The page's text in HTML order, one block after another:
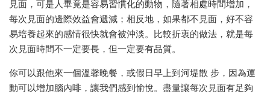
見面，可是人畢竟是容易習慣化的動物，隨著相處時間增加，
每次見面的邊際效益會遞減；相反地，如果都不見面，好不容
易培養起來的感情很快就會被沖淡。比較折衷的做法，就是每
次見面時間不一定要長，但一定要有品質。
你可以跟他來一個溫馨晚餐，或假日早上到河堤散 步，因為運
動可以增加腦內啡，讓我們感到愉悅。盡量讓每次見面有足夠